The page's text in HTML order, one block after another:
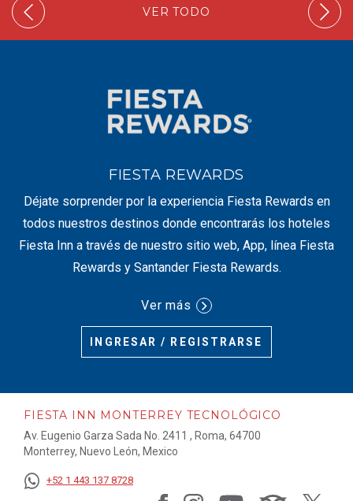
VER TODO
FIESTA REWARDS
Déjate sorprender por la experiencia Fiesta Rewards en
todos nuestros destinos donde encontrarás los hoteles
Fiesta Inn a través de nuestro sitio web, App, línea Fiesta
Rewards y Santander Fiesta Rewards.
Ver más
INGRESAR / REGISTRARSE
FIESTA INN MONTERREY TECNOLÓGICO
Av. Eugenio Garza Sada No. 2411 , Roma, 64700
Monterrey, Nuevo León, Mexico
+52 1 443 137 8728